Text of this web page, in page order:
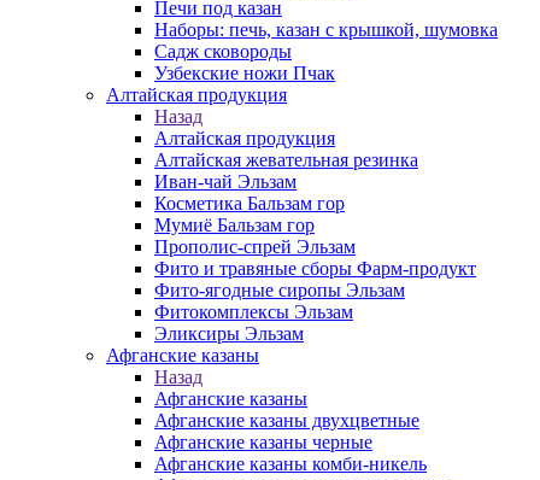
Печи под казан
Наборы: печь, казан с крышкой, шумовка
Садж сковороды
Узбекские ножи Пчак
Алтайская продукция
Назад
Алтайская продукция
Алтайская жевательная резинка
Иван-чай Эльзам
Косметика Бальзам гор
Мумиё Бальзам гор
Прополис-спрей Эльзам
Фито и травяные сборы Фарм-продукт
Фито-ягодные сиропы Эльзам
Фитокомплексы Эльзам
Эликсиры Эльзам
Афганские казаны
Назад
Афганские казаны
Афганские казаны двухцветные
Афганские казаны черные
Афганские казаны комби-никель